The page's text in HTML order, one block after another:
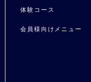
体験コース
会員様向けメニュー